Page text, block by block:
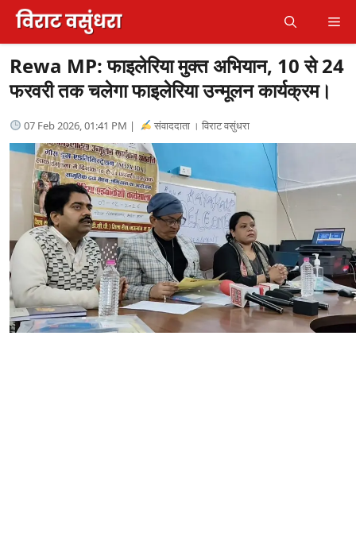
Skip
content
Rewa MP: फाइलेरिया मुक्त अभियान, 10 से 24
फरवरी तक चलेगा फाइलेरिया उन्मूलन कार्यक्रम।
07 Feb 2026, 01:41 PM | संवाददाता । विराट वसुंधरा